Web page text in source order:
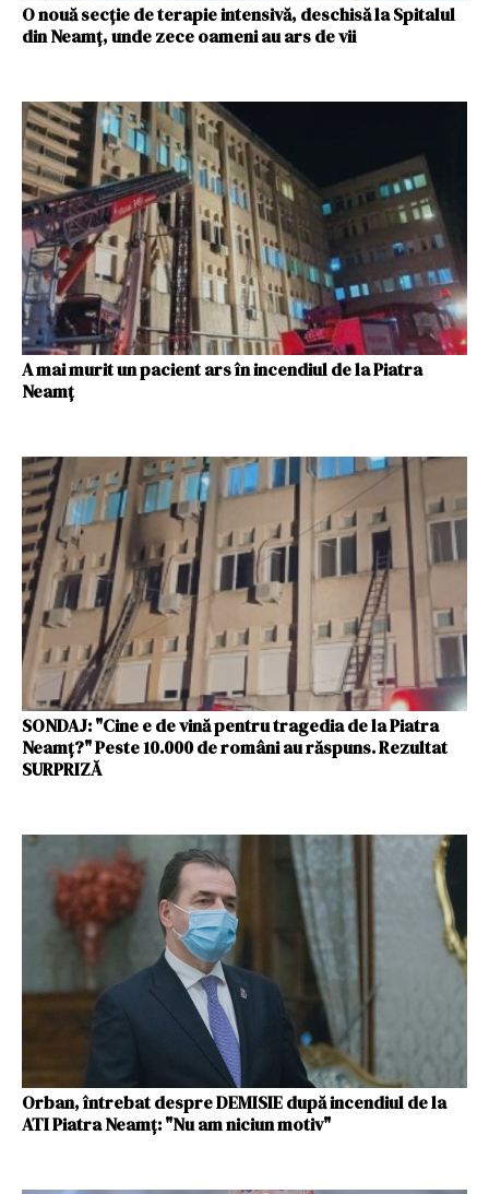
O nouă secție de terapie intensivă, deschisă la Spitalul
din Neamț, unde zece oameni au ars de vii
A mai murit un pacient ars în incendiul de la Piatra
Neamț
SONDAJ: "Cine e de vină pentru tragedia de la Piatra
Neamț?" Peste 10.000 de români au răspuns. Rezultat
SURPRIZĂ
Orban, întrebat despre DEMISIE după incendiul de la
ATI Piatra Neamț: "Nu am niciun motiv"